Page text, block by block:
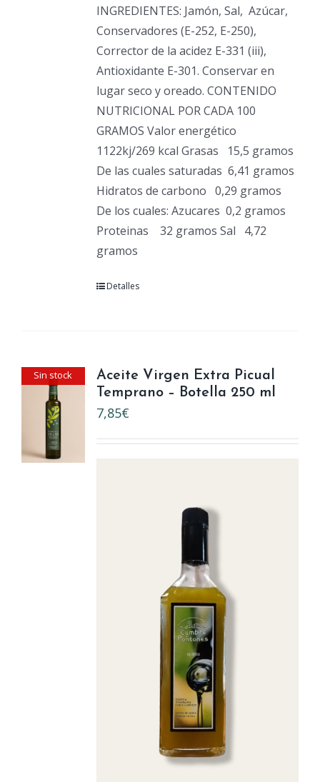
INGREDIENTES: Jamón, Sal, Azúcar,
Conservadores (E-252, E-250),
Corrector de la acidez E-331 (iii),
Antioxidante E-301. Conservar en
lugar seco y oreado. CONTENIDO
NUTRICIONAL POR CADA 100
GRAMOS Valor energético
1122kj/269 kcal Grasas
15,5 gramos
De las cuales saturadas 6,41 gramos
Hidratos de carbono 0,29 gramos
De los cuales: Azucares 0,2 gramos
Proteinas
32 gramos Sal
4,72
gramos
Detalles
Sin stock
Aceite Virgen Extra Picual
Temprano – Botella 250 ml
7,85€